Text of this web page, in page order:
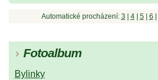
Automatické procházení: 3 4| 5| 6
Fotoalbum
Bylinky